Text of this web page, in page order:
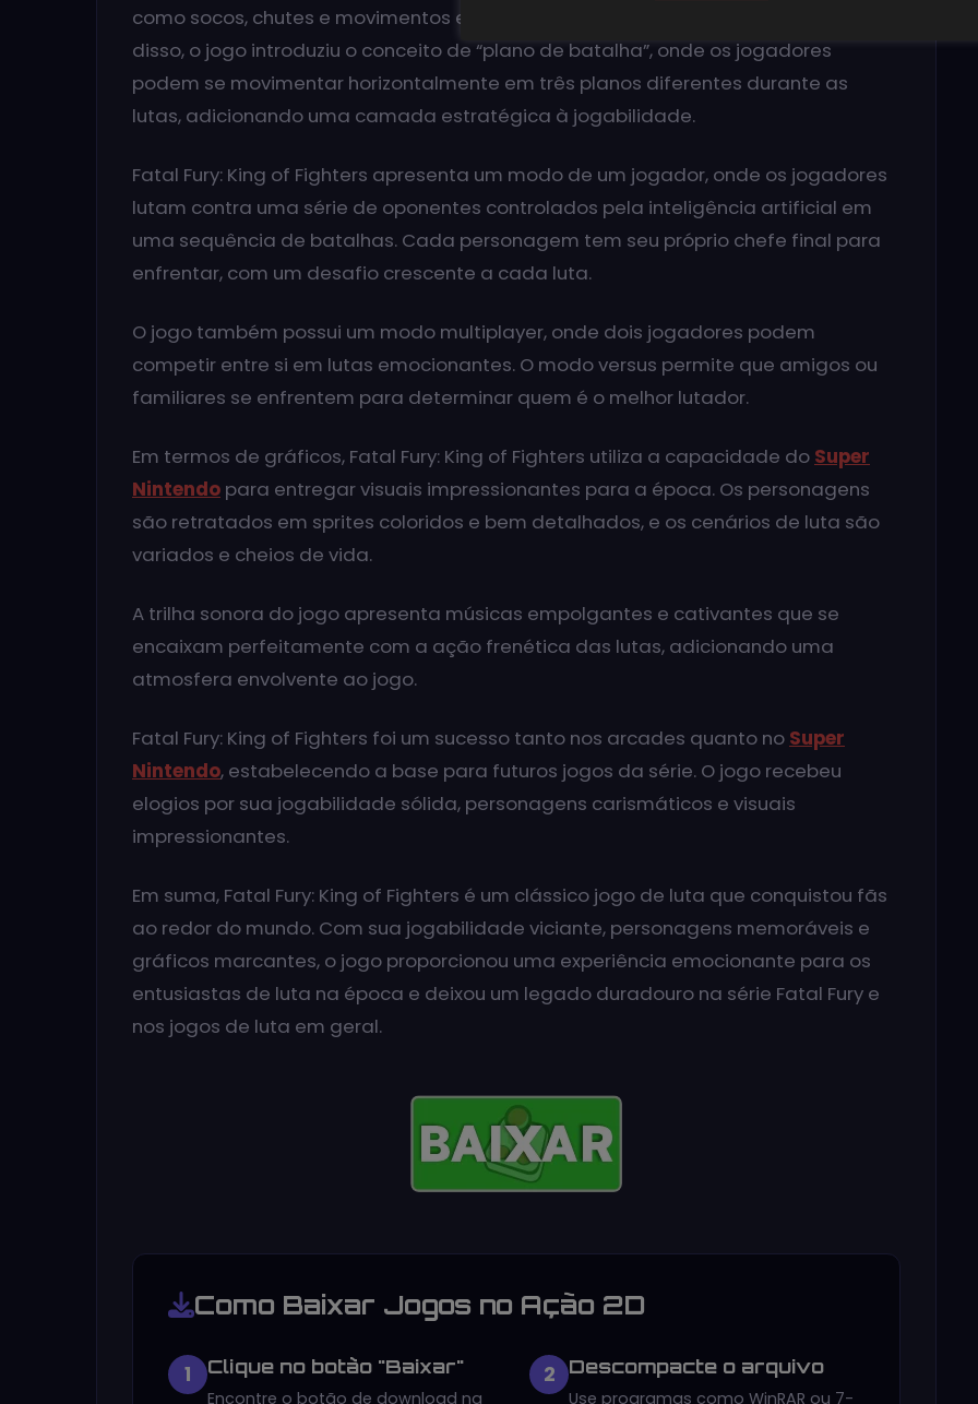
como socos, chutes e movimentos especiais, para derrotar seus oponentes. Além
disso, o jogo introduziu o conceito de “plano de batalha”, onde os jogadores
podem se movimentar horizontalmente em três planos diferentes durante as
lutas, adicionando uma camada estratégica à jogabilidade.
Fatal Fury: King of Fighters apresenta um modo de um jogador, onde os jogadores
lutam contra uma série de oponentes controlados pela inteligência artificial em
uma sequência de batalhas. Cada personagem tem seu próprio chefe final para
enfrentar, com um desafio crescente a cada luta.
O jogo também possui um modo multiplayer, onde dois jogadores podem
competir entre si em lutas emocionantes. O modo versus permite que amigos ou
familiares se enfrentem para determinar quem é o melhor lutador.
Em termos de gráficos, Fatal Fury: King of Fighters utiliza a capacidade do Super
Nintendo para entregar visuais impressionantes para a época. Os personagens
são retratados em sprites coloridos e bem detalhados, e os cenários de luta são
variados e cheios de vida.
A trilha sonora do jogo apresenta músicas empolgantes e cativantes que se
encaixam perfeitamente com a ação frenética das lutas, adicionando uma
atmosfera envolvente ao jogo.
Fatal Fury: King of Fighters foi um sucesso tanto nos arcades quanto no Super
Nintendo, estabelecendo a base para futuros jogos da série. O jogo recebeu
elogios por sua jogabilidade sólida, personagens carismáticos e visuais
impressionantes.
Em suma, Fatal Fury: King of Fighters é um clássico jogo de luta que conquistou fãs
ao redor do mundo. Com sua jogabilidade viciante, personagens memoráveis e
gráficos marcantes, o jogo proporcionou uma experiência emocionante para os
entusiastas de luta na época e deixou um legado duradouro na série Fatal Fury e
nos jogos de luta em geral.
Como Baixar Jogos no Ação 2D
1 Clique no botão "Baixar"
Encontre o botão de download na
2 Descompacte o arquivo
Use programas como WinRAR ou 7-